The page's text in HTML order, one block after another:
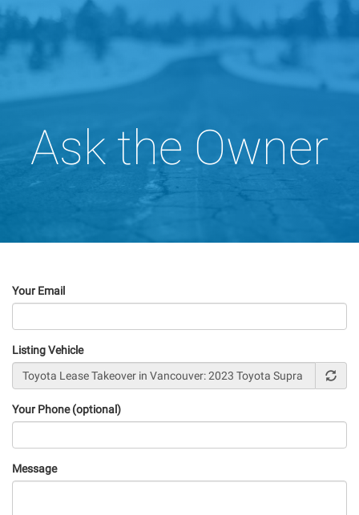
Ask the Owner
Your Email
Listing Vehicle
Your Phone (optional)
Message